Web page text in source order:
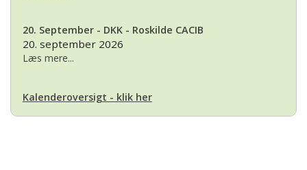
20. September - DKK - Roskilde CACIB
20. september 2026
Læs mere...
Kalenderoversigt - klik her